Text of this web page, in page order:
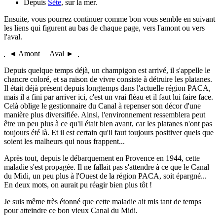
Depuis Sète, sur la mer.
Ensuite, vous pourrez continuer comme bon vous semble en suivant
les liens qui figurent au bas de chaque page, vers l'amont ou vers
l'aval.
◄ Amont Aval ►
Depuis quelque temps déjà, un champigon est arrivé, il s'appelle le
chancre coloré, et sa raison de vivre consiste à détruire les platanes.
Il était déjà présent depuis longtemps dans l'actuelle région PACA,
mais il a fini par arriver ici, c'est un vrai fléau et il faut lui faire face.
Celà oblige le gestionnaire du Canal à repenser son décor d'une
manière plus diversifiée. Ainsi, l'environnement ressemblera peut
être un peu plus à ce qu'il était bien avant, car les platanes n'ont pas
toujours été là. Et il est certain qu'il faut toujours positiver quels que
soient les malheurs qui nous frappent...
Après tout, depuis le débarquement en Provence en 1944, cette
maladie s'est propagée. Il ne fallait pas s'attendre à ce que le Canal
du Midi, un peu plus à l'Ouest de la région PACA, soit épargné...
En deux mots, on aurait pu réagir bien plus tôt !
Je suis même très étonné que cette maladie ait mis tant de temps
pour atteindre ce bon vieux Canal du Midi.